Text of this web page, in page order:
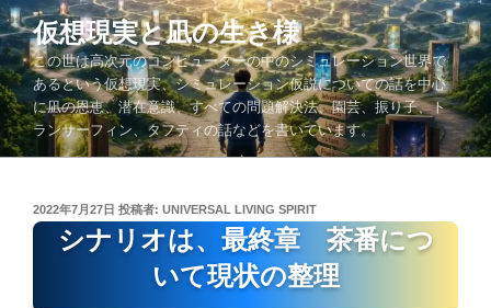
コ
ン
テ
ン
ツ
へ
仮想現実と凪の生き様
この世は高次元のコンピューターの中のシミュレーション世界で
あるという仮想現実、シミュレーション仮説についての話を中心
に凪の恩恵、潜在意識、すべての問題解決法、園芸、振り子、ト
ランサーフィン、タフティの話などを書いています。
投
稿
2022年7月27日 投稿者: UNIVERSAL LIVING SPIRIT
シナリオは、最終章 茶番につ
いて現状の整理